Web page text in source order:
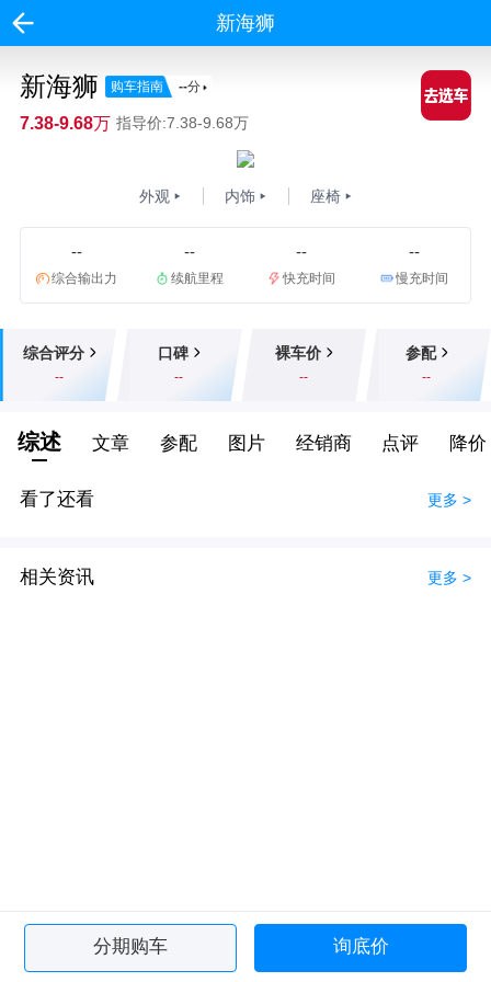
新海狮
新海狮 购车指南 --分
7.38-9.68万 指导价:7.38-9.68万
外观 内饰 座椅
--
综合输出力
--
续航里程
--
快充时间
--
慢充时间
综合评分
--
口碑
--
裸车价
--
参配
--
综述 文章 参配 图片 经销商 点评 降价
看了还看 更多 >
相关资讯 更多 >
分期购车 询底价